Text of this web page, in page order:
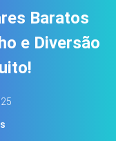
Baratos
e Diversão